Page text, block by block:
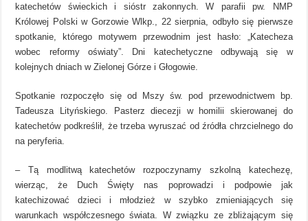
katechetów świeckich i sióstr zakonnych. W parafii pw. NMP
Królowej Polski w Gorzowie Wlkp., 22 sierpnia, odbyło się pierwsze
spotkanie, którego motywem przewodnim jest hasło: „Katecheza
wobec reformy oświaty”. Dni katechetyczne odbywają się w
kolejnych dniach w Zielonej Górze i Głogowie.
Spotkanie rozpoczęło się od Mszy św. pod przewodnictwem bp.
Tadeusza Lityńskiego. Pasterz diecezji w homilii skierowanej do
katechetów podkreślił, że trzeba wyruszać od źródła chrzcielnego do
na peryferia.
– Tą modlitwą katechetów rozpoczynamy szkolną katechezę,
wierząc, że Duch Święty nas poprowadzi i podpowie jak
katechizować dzieci i młodzież w szybko zmieniających się
warunkach współczesnego świata. W związku ze zbliżającym się